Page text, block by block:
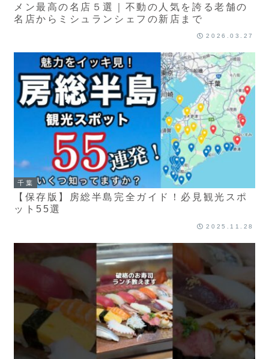
メン最高の名店５選｜不動の人気を誇る老舗の
名店からミシュランシェフの新店まで
2026.03.27
千葉
【保存版】房総半島完全ガイド！必見観光スポ
ット55選
2025.11.28